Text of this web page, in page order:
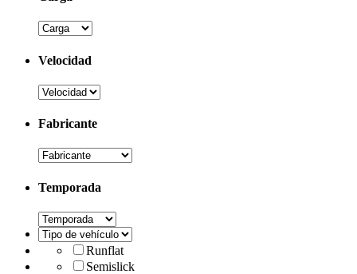
Velocidad
Fabricante
Temporada
Runflat
Semislick